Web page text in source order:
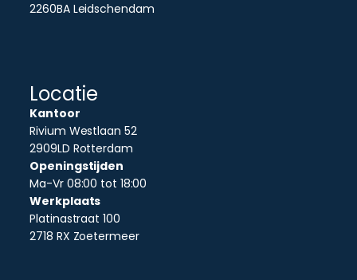
2260BA Leidschendam
Locatie
Kantoor
Rivium Westlaan 52
2909LD Rotterdam
Openingstijden
Ma-Vr 08:00 tot 18:00
Werkplaats
Platinastraat 100
2718 RX Zoetermeer